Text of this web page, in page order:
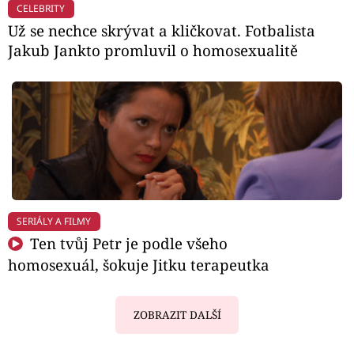
CELEBRITY
Už se nechce skrývat a kličkovat. Fotbalista
Jakub Jankto promluvil o homosexualitě
SERIÁLY A FILMY
Ten tvůj Petr je podle všeho
homosexuál, šokuje Jitku terapeutka
ZOBRAZIT DALŠÍ